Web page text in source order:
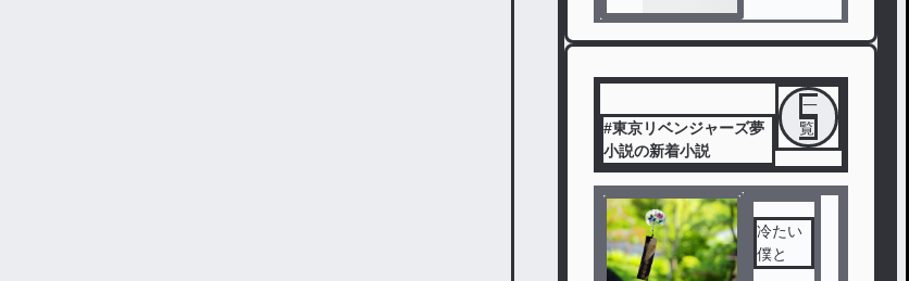
#東京リベンジャーズ夢
小説の新着小説
一
覧
冷たい
僕と